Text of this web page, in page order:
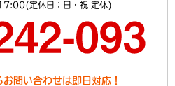
定休日：日・祝 定休)
問い合わせは即日対応！